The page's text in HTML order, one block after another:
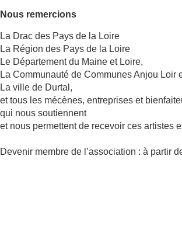
Nous remercions
La Drac des Pays de la Loire
La Région des Pays de la Loire
Le Département du Maine et Loire,
La Communauté de Communes Anjou Loir
La ville de Durtal,
et tous les mécènes, entreprises et
qui nous soutiennent
et nous permettent de recevoir ces artistes
Devenir membre de l’association : à partir